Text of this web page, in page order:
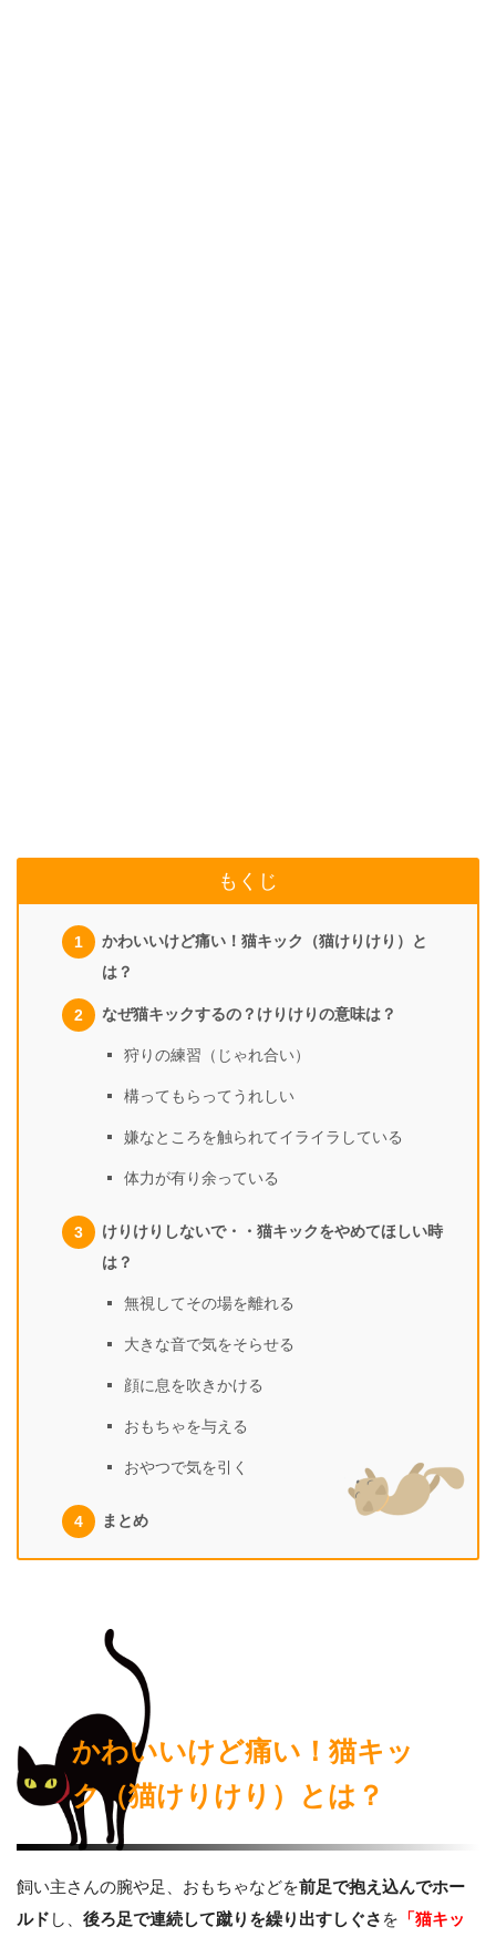
もくじ
かわいいけど痛い！猫キック（猫けりけり）と
は？
なぜ猫キックするの？けりけりの意味は？
狩りの練習（じゃれ合い）
構ってもらってうれしい
嫌なところを触られてイライラしている
体力が有り余っている
けりけりしないで・・猫キックをやめてほしい時
は？
無視してその場を離れる
大きな音で気をそらせる
顔に息を吹きかける
おもちゃを与える
おやつで気を引く
まとめ
かわいいけど痛い！猫キッ
ク（猫けりけり）とは？
飼い主さんの腕や足、おもちゃなどを前足で抱え込んでホー
ルド し、 後ろ足で連続して蹴りを繰り出すしぐさ を 「猫キッ